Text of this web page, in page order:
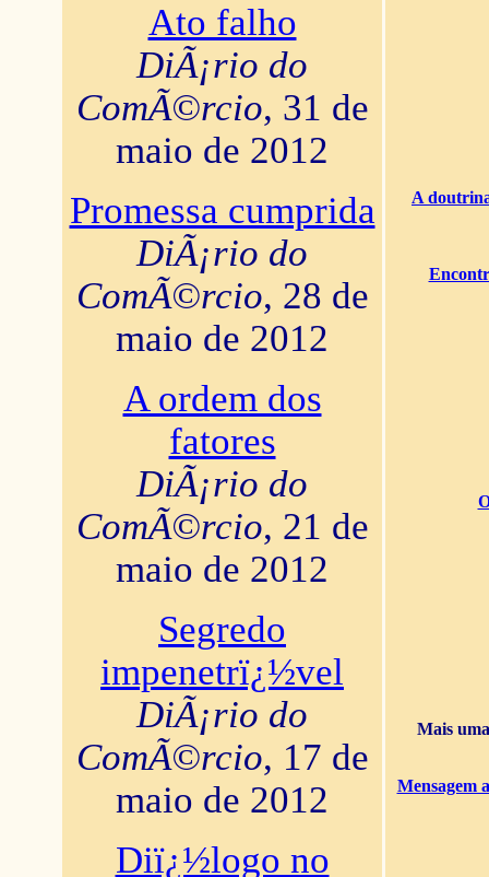
Ato falho
DiÃ¡rio do
ComÃ©rcio, 31 de
maio de 2012
Promessa cumprida
DiÃ¡rio do
ComÃ©rcio, 28 de
maio de 2012
A ordem dos
fatores
DiÃ¡rio do
ComÃ©rcio, 21 de
maio de 2012
Segredo
impenetrï¿½vel
DiÃ¡rio do
ComÃ©rcio, 17 de
maio de 2012
Diï¿½logo no
A
Mais
Mensagem